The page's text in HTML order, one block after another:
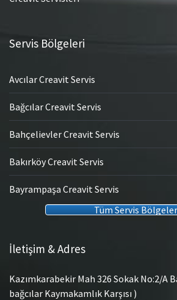
Servis Bölgeleri
Avcılar Creavit Servis
Bağcılar Creavit Servis
Bahçelievler Creavit Servis
Bakırköy Creavit Servis
Bayrampaşa Creavit Servis
Tüm Servis
İletişim & Adres
Kazımkarabekir Mah 326 Sokak No:2/A
bağcılar Kaymakamlık Karşısı )